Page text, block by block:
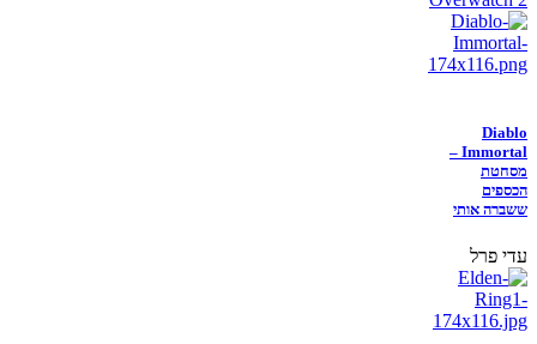
Diablo
Immortal –
מסחטת
הכספים
ששברה אותי
עדי פרל